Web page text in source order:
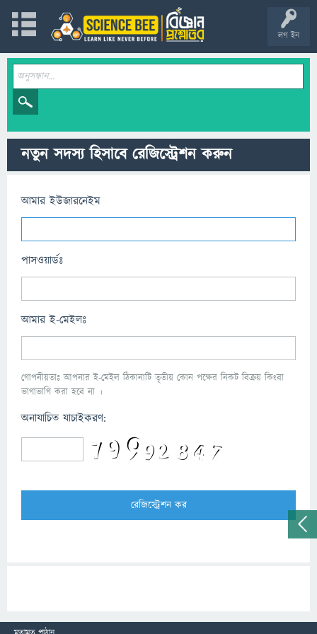
লগ ইন
নতুন সদস্য হিসাবে রেজিস্ট্রেশন করুন
আমার ইউজারনেইম
পাসওয়ার্ডঃ
আমার ই-মেইলঃ
গোপনীয়তাঃ আপনার ই-মেইল ঠিকানাটি তৃতীয় কোন পক্ষের নিকট বিক্রয় কিংবা
ভাগাভাগি করা হবে না ।
অনাযাচিত যাচাইকরণ: